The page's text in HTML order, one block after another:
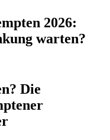
2026:
warten?
Die